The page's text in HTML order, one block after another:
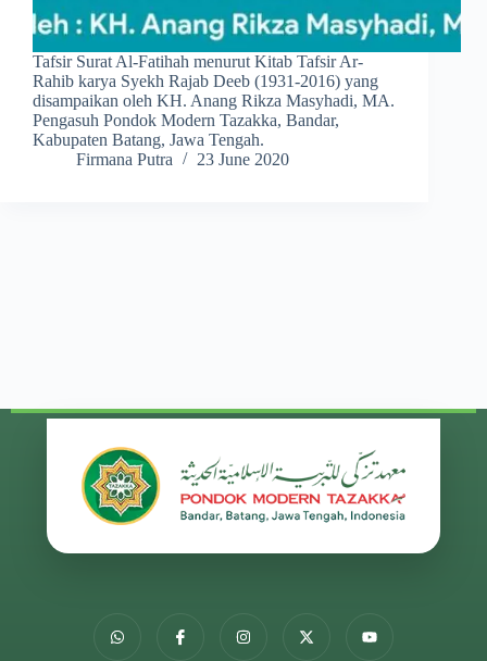
Tafsir Surat Al-Fatihah menurut Kitab Tafsir Ar-
Rahib karya Syekh Rajab Deeb (1931-2016) yang
disampaikan oleh KH. Anang Rikza Masyhadi, MA.
Pengasuh Pondok Modern Tazakka, Bandar,
Kabupaten Batang, Jawa Tengah.
Firmana Putra
23 June 2020